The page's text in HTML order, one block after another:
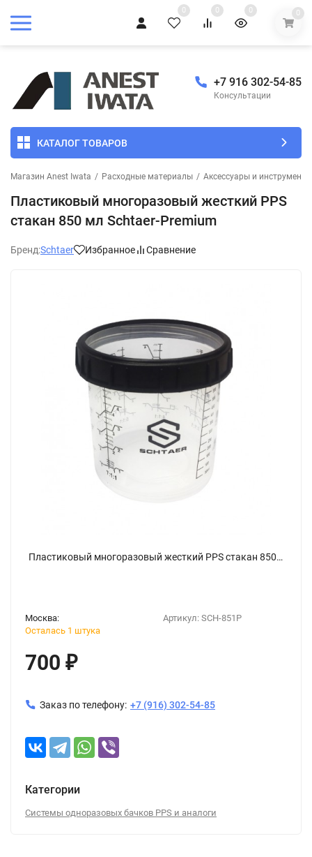
0 0 0 0
+7 916 302-54-85
Консультации
КАТАЛОГ ТОВАРОВ
Магазин Anest Iwata / Расходные материалы / Аксессуары и инструмент
Пластиковый многоразовый жесткий PPS
стакан 850 мл Schtaer-Premium
Бренд:Schtaer Избранное Сравнение
Пластиковый многоразовый жесткий PPS стакан 850 мл Schtaer-Premium
Артикул: SCH-851P
Москва:
Осталась 1 штука
700 ₽
Заказ по телефону: +7 (916) 302-54-85
Категории
Системы одноразовых бачков PPS и аналоги